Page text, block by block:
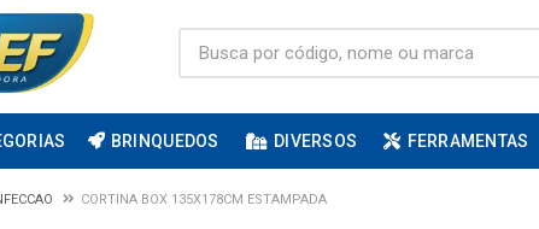
BRINQUEDOS DIVERSOS FERRAMENTAS
CORTINA BOX 135X178CM ESTAMPADA